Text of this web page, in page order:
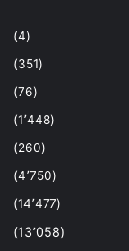
(4)
(351)
(76)
(1٬448)
(260)
(4٬750)
(14٬477)
(13٬058)